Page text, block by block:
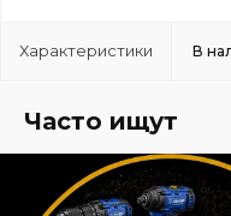
Характеристики В
Часто ищут